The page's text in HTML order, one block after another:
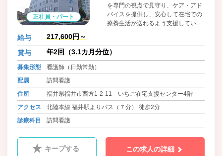
正社員・パート
を専門の視点で見守り、ケア・アド
バイスを提供し、安心して在宅での
療養生活が送れるよう支援していま
す。
給与 217,600円～
賞与 年2回（3.1カ月分位）
募集形態
看護師（日勤常勤）
配属
訪問看護
住所
福井県福井市西方1-2-11 いちご在宅支援センター4階
アクセス
北陸本線 福井駅よりバス（７分） 徒歩2分
診療科目
訪問看護
キープする この求人の詳細